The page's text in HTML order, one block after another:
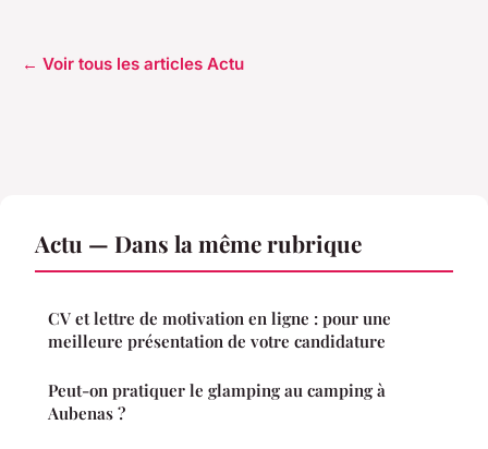
← Voir tous les articles Actu
Actu — Dans la même rubrique
CV et lettre de motivation en ligne : pour une
meilleure présentation de votre candidature
Peut-on pratiquer le glamping au camping à
Aubenas ?